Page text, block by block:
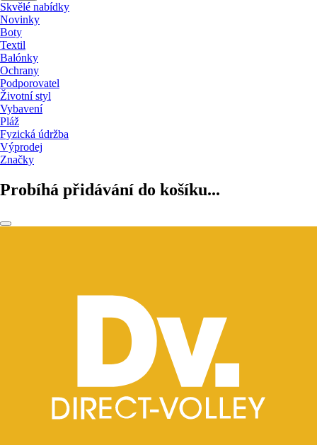
Skvělé nabídky
Novinky
Boty
Textil
Balónky
Ochrany
Podporovatel
Životní styl
Vybavení
Pláž
Fyzická údržba
Výprodej
Značky
Probíhá přidávání do košíku...